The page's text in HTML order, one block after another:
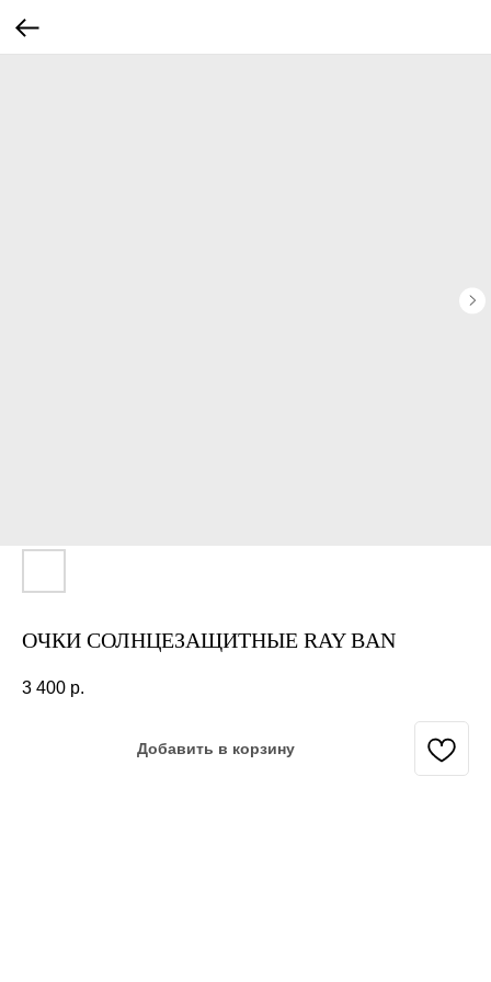
ОЧКИ СОЛНЦЕЗАЩИТНЫЕ RAY BAN
3 400 р.
Добавить в корзину